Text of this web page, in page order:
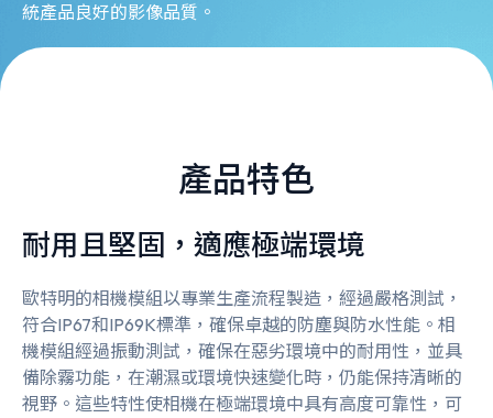
統產品良好的影像品質。
產品特色
耐用且堅固，適應極端環境
歐特明的相機模組以專業生產流程製造，經過嚴格測試，
符合IP67和IP69K標準，確保卓越的防塵與防水性能。相
機模組經過振動測試，確保在惡劣環境中的耐用性，並具
備除霧功能，在潮濕或環境快速變化時，仍能保持清晰的
視野。這些特性使相機在極端環境中具有高度可靠性，可